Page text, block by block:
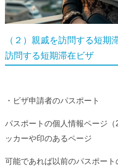
（２）親戚を訪問する短期
訪問する短期滞在ビザ
・ビザ申請者のパスポート
パスポートの個人情報ページ
ッカーや印のあるページ
可能であれば以前のパスポート